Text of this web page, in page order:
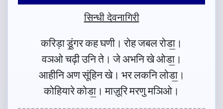
सिन्धी देवनागिरी
करिड़ा डूं॒गर कह घणी। रोह जबल रोडा॒।
वञओ चढ़ी उनि ते। जे अभनि खे ओडा॒।
आहीनि अण सूंहिन खे। भर लकनि लोडा॒।
कोहियारे कोडा॒। माज़ूरि मरणु मञिओ।